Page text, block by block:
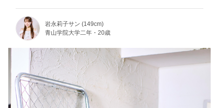
岩永莉子サン (149cm)
青山学院大学二年・20歳